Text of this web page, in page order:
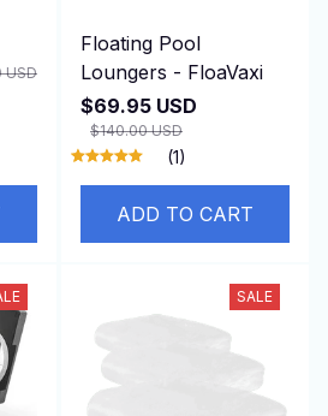
USD
Floating Pool
Loungers - FloaVaxi
$69.95 USD
$140.00 USD
(1)
ADD TO CART
SALE